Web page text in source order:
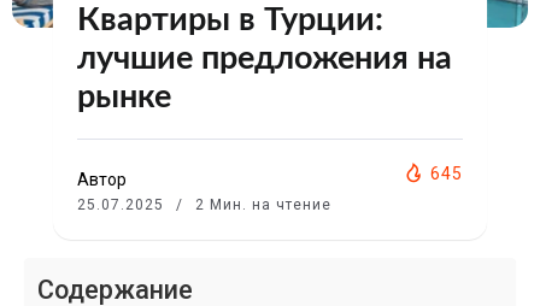
Квартиры в Турции:
лучшие предложения на
рынке
Автор
25.07.2025 2 Мин. на чтение
645
Содержание